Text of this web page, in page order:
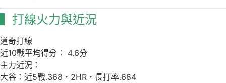
▍打線火力與近況
道奇打線
近10戰平均得分： 4.6分
主力近況：
大谷：近5戰.368，2HR，長打率.684